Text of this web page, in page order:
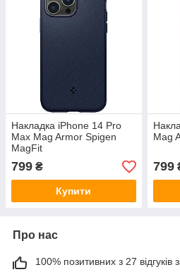
Накладка iPhone 14 Pro
Max Mag Armor Spigen
MagFit
799 ₴
Купити
Mag
799
Про нас
100% позитивних з 27 відгуків